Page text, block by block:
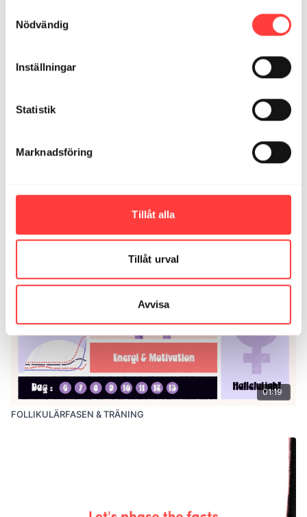
Nödvändig
Inställningar
Statistik
Marknadsföring
Tillåt alla
Tillåt urval
Avvisa
ÄGGLOSSNING
01:19
FOLLIKULÄRFASEN & TRÄNING